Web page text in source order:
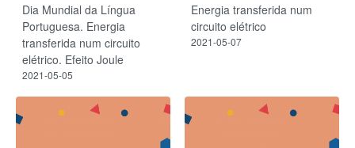
Dia Mundial da Língua
Portuguesa. Energia
transferida num circuito
elétrico. Efeito Joule
2021-05-05
Energia transferida num
circuito elétrico
2021-05-07